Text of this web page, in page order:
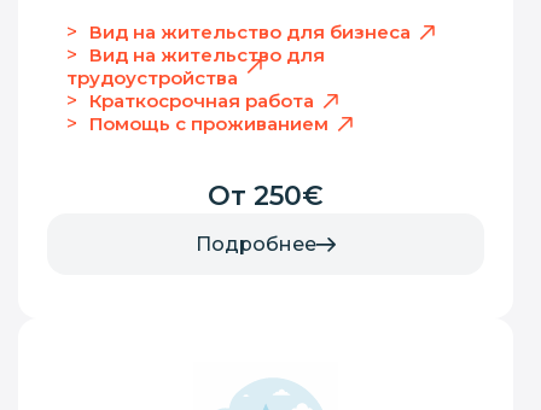
Вид на жительство для бизнеса
Вид на жительство для
трудоустройства
Краткосрочная работа
Помощь с проживанием
От 250€
Подробнее